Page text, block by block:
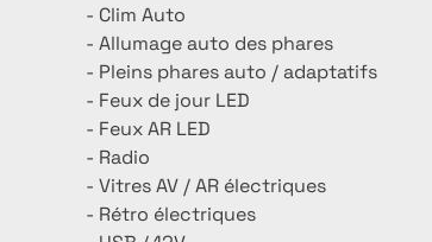
- Clim Auto
- Allumage auto des phares
- Pleins phares auto / adaptatifs
- Feux de jour LED
- Feux AR LED
- Radio
- Vitres AV / AR électriques
- Rétro électriques